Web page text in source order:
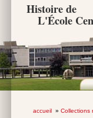
Histoire de
L'École
accueil» Collections